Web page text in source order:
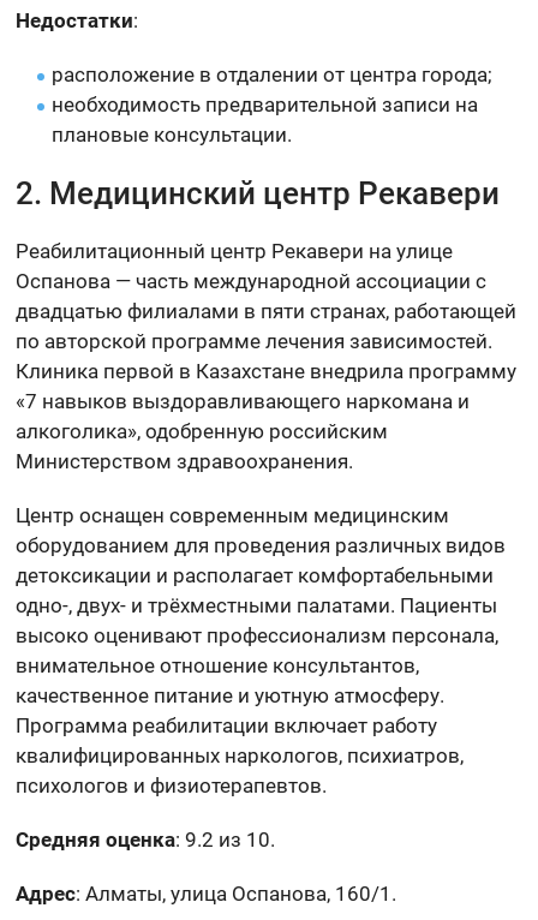
Недостатки:
расположение в отдалении от центра города;
необходимость предварительной записи на
плановые консультации.
2. Медицинский центр Рекавери
Реабилитационный центр Рекавери на улице
Оспанова — часть международной ассоциации с
двадцатью филиалами в пяти странах, работающей
по авторской программе лечения зависимостей.
Клиника первой в Казахстане внедрила программу
«7 навыков выздоравливающего наркомана и
алкоголика», одобренную российским
Министерством здравоохранения.
Центр оснащен современным медицинским
оборудованием для проведения различных видов
детоксикации и располагает комфортабельными
одно-, двух- и трёхместными палатами. Пациенты
высоко оценивают профессионализм персонала,
внимательное отношение консультантов,
качественное питание и уютную атмосферу.
Программа реабилитации включает работу
квалифицированных наркологов, психиатров,
психологов и физиотерапевтов.
Средняя оценка: 9.2 из 10.
Адрес: Алматы, улица Оспанова, 160/1.